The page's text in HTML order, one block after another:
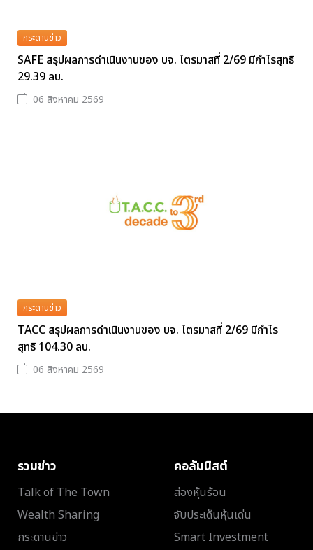
กระดานข่าว
SAFE สรุปผลการดำเนินงานของ บจ. ไตรมาสที่ 2/69 มีกำไรสุทธิ
29.39 ลบ.
06 สิงหาคม 2569
กระดานข่าว
TACC สรุปผลการดำเนินงานของ บจ. ไตรมาสที่ 2/69 มีกำไร
สุทธิ 104.30 ลบ.
06 สิงหาคม 2569
รวมข่าว
Talk of The Town
Wealth Sharing
กระดานข่าว
คอลัมนิสต์
ส่องหุ้นร้อน
จับประเด็นหุ้นเด่น
Smart Investment